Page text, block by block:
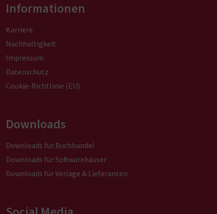
Informationen
Karriere
Nachhaltigkeit
Impressum
Datenschutz
Cookie-Richtlinie (EU)
Downloads
Downloads für Buchhandel
Downloads für Softwarehäuser
Downloads für Verlage & Lieferanten